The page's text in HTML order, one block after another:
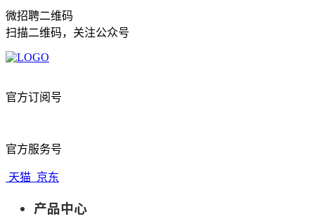
微招聘二维码
扫描二维码，关注公众号
官方订阅号
官方服务号
天猫 京东
产品中心